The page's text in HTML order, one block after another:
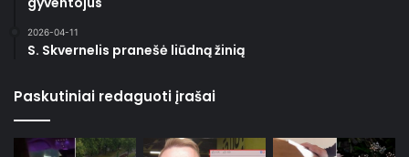
2026-04-11
S. Skvernelis pranešė liūdną žinią
Paskutiniai redaguoti įrašai